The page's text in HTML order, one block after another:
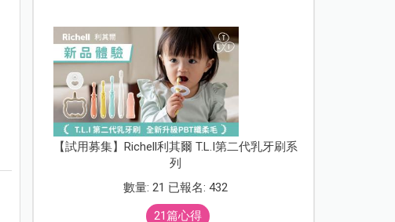
【試用募集】Richell利其爾 T.L.I第二代乳牙刷系
列
數量: 21 已報名: 432
21篇心得